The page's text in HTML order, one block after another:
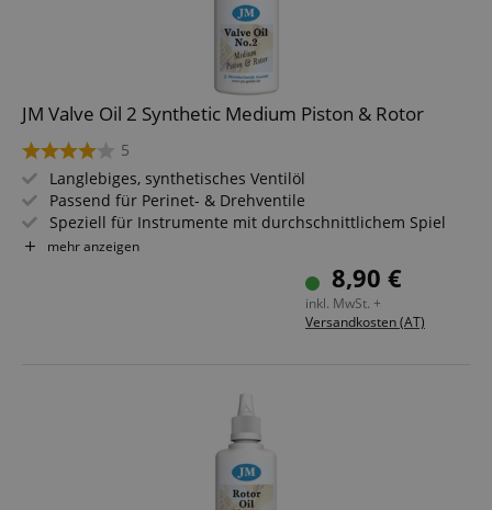
JM Valve Oil 2 Synthetic Medium Piston & Rotor
5
Langlebiges, synthetisches Ventilöl
Passend für Perinet- & Drehventile
Speziell für Instrumente mit durchschnittlichem Spiel
Schützt vor Verschleiß / Korrosion & Ablagerungen
mehr anzeigen
8,90 €
inkl. MwSt. +
Versandkosten (AT)